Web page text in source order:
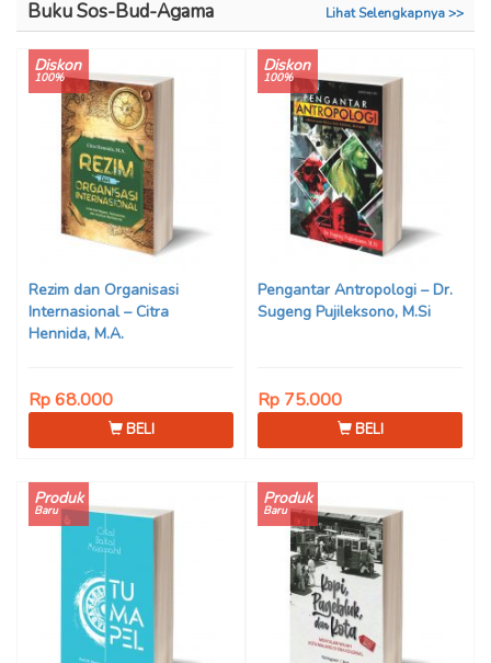
Buku Sos-Bud-Agama Lihat Selengkapnya >>
Diskon
100%
Rezim dan Organisasi
Internasional – Citra
Hennida, M.A.
Rp 68.000
BELI
Diskon
100%
Pengantar Antropologi – Dr.
Sugeng Pujileksono, M.Si
Rp 75.000
BELI
Produk
Baru
Produk
Baru